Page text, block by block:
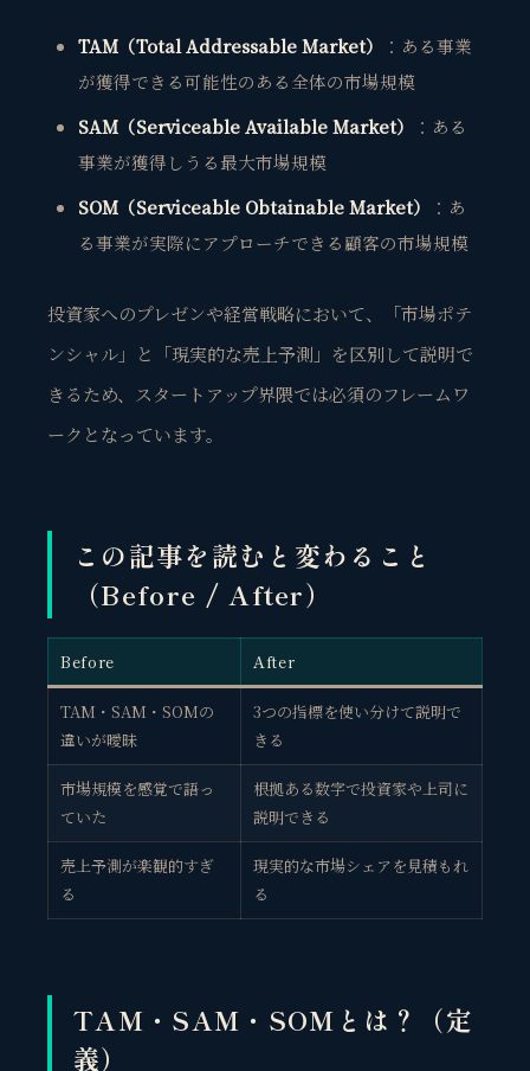
TAM（Total Addressable Market）
：ある事業
が獲得できる可能性のある全体の市場規模
SAM（Serviceable Available Market）
：ある
事業が獲得しうる最大市場規模
SOM（Serviceable Obtainable Market）
：あ
る事業が実際にアプローチできる顧客の市場規模
投資家へのプレゼンや経営戦略において、「市場ポテ
ンシャル」と「現実的な売上予測」を区別して説明で
きるため、スタートアップ界隈では必須のフレームワ
ークとなっています。
この記事を読むと変わること
（Before / After）
Before After
TAM・SAM・SOMの
違いが曖昧
3つの指標を使い分けて説明で
きる
市場規模を感覚で語っ
ていた
根拠ある数字で投資家や上司に
説明できる
売上予測が楽観的すぎ
る
現実的な市場シェアを見積もれ
る
TAM・SAM・SOMとは？（定
義）